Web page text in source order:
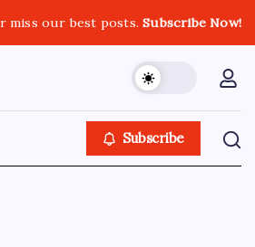
miss our best posts.Subscribe Now!
Subscribe